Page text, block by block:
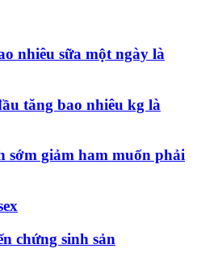
nhiêu sữa một ngày là
tăng bao nhiêu kg là
sớm giảm ham muốn phải
chứng sinh sản